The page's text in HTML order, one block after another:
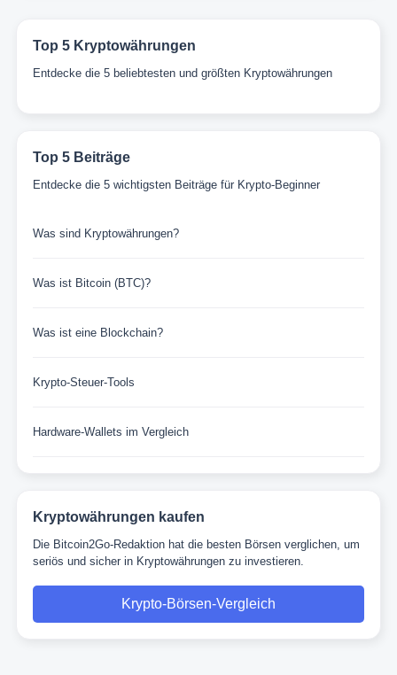
Top 5 Kryptowährungen
Entdecke die 5 beliebtesten und größten Kryptowährungen
Top 5 Beiträge
Entdecke die 5 wichtigsten Beiträge für Krypto-Beginner
Was sind Kryptowährungen?
Was ist Bitcoin (BTC)?
Was ist eine Blockchain?
Krypto-Steuer-Tools
Hardware-Wallets im Vergleich
Kryptowährungen kaufen
Die Bitcoin2Go-Redaktion hat die besten Börsen verglichen, um
seriös und sicher in Kryptowährungen zu investieren.
Krypto-Börsen-Vergleich